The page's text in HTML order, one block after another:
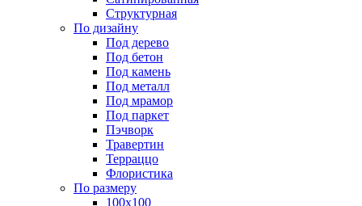
Структурная
По дизайну
Под дерево
Под бетон
Под камень
Под металл
Под мрамор
Под паркет
Пэчворк
Травертин
Терраццо
Флористика
По размеру
100х100